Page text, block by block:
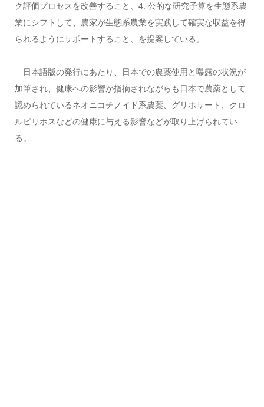
ク評価プロセスを改善すること、4. 公的な研究予算を生態系農
業にシフトして、農家が生態系農業を実践して確実な収益を得
られるようにサポートすること、を提案している。
日本語版の発行にあたり、日本での農薬使用と曝露の状況が
加筆され、健康への影響が指摘されながらも日本で農薬として
認められているネオニコチノイド系農薬、グリホサート、クロ
ルピリホスなどの健康に与える影響などが取り上げられてい
る。